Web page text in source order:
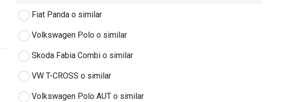
Fiat Panda o similar
Volkswagen Polo o similar
Skoda Fabia Combi o similar
VW T-CROSS o similar
Volkswagen Polo AUT o similar